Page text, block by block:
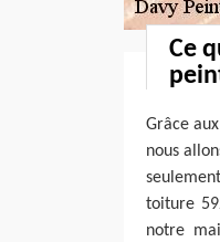
Ce
Grâce
nous
toiture
notre